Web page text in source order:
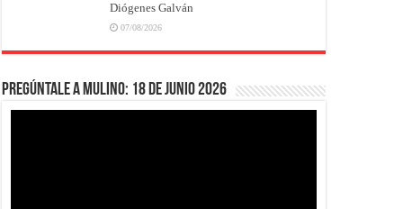
Diógenes Galván
07/08/2026
Pregúntale a Mulino: 18 de junio 2026